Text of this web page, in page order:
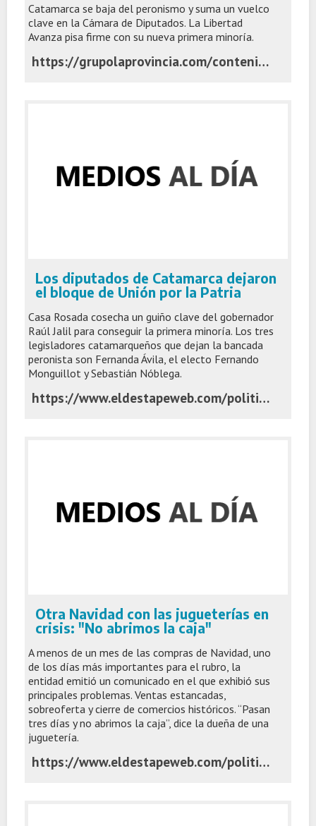
Catamarca se baja del peronismo y suma un vuelco
clave en la Cámara de Diputados. La Libertad
Avanza pisa firme con su nueva primera minoría.
https://grupolaprovincia.com/contenido/592613/el-gobernador-jalil-sacude-a-uxp-catamarca-forma-su-propio-bloque
Los diputados de Catamarca dejaron
el bloque de Unión por la Patria
Casa Rosada cosecha un guiño clave del gobernador
Raúl Jalil para conseguir la primera minoría. Los tres
legisladores catamarqueños que dejan la bancada
peronista son Fernanda Ávila, el electo Fernando
Monguillot y Sebastián Nóblega.
https://www.eldestapeweb.com/politica/congreso/los-diputados-de-catmarca-dejaron-el-bloque-de-union-por-la-patria-2025122152014
Otra Navidad con las jugueterías en
crisis: "No abrimos la caja"
A menos de un mes de las compras de Navidad, uno
de los días más importantes para el rubro, la
entidad emitió un comunicado en el que exhibió sus
principales problemas. Ventas estancadas,
sobreoferta y cierre de comercios históricos. “Pasan
tres días y no abrimos la caja”, dice la dueña de una
juguetería.
https://www.eldestapeweb.com/politica/crisis-economica/otra-navidad-con-las-jugueterias-en-crisis-no-abrimos-la-caja-2025122141554